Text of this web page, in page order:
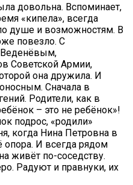
довольна. Вспоминает,
«кипела», всегда
душе и возможностям. В
повезло. С
Советской Армии,
она дружила. И
Сначала в
Родители, как в
– это не ребёнок»!
подрос, «родили»
когда Нина Петровна в
опора. И всегда рядом
живёт по-соседству.
Радуют и правнуки, их